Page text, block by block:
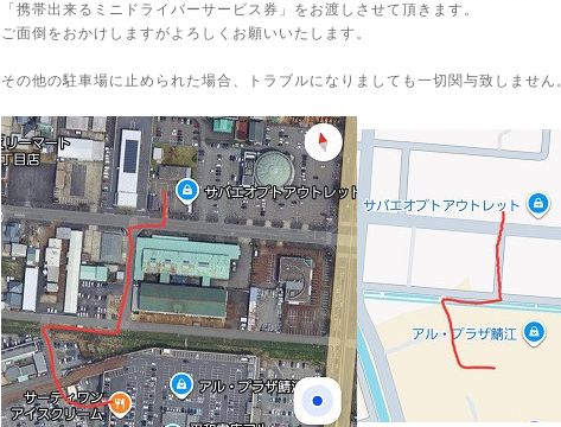
「携帯出来るミニドライバーサービス券」をお渡しさせて頂きます。
ご面倒をおかけしますがよろしくお願いいたします。
その他の駐車場に止められた場合、トラブルになりましても一切関与致しません